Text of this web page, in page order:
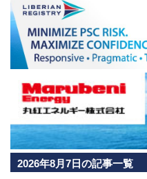
2026年8月7日の記事一覧